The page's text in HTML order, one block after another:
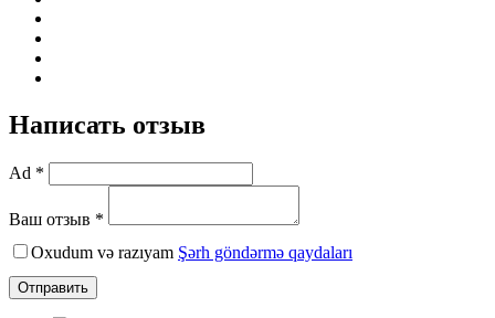
Написать отзыв
Ad *
Ваш отзыв *
Oxudum və razıyam Şərh göndərmə qaydaları
Отправить